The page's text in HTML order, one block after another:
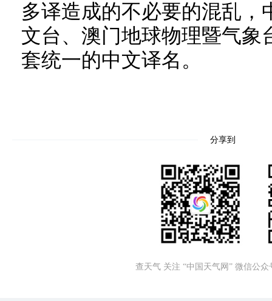
多译造成的不必要的混乱，
文台、澳门地球物理暨气象
套统一的中文译名。
分享到
查天气 关注 “中国天气网” 微信公众